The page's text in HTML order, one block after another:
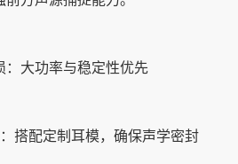
：大功率与稳定性优先
搭配定制耳模，确保声学密封